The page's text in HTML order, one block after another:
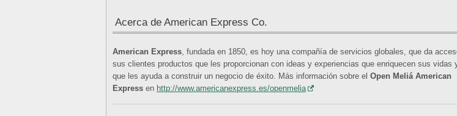
Acerca de American Express Co.
American Express, fundada en 1850, es hoy una compañía de servicios globales, que da
sus clientes productos que les proporcionan con ideas y experiencias que enriquecen sus vidas
que les ayuda a construir un negocio de éxito. Más información sobre el Open Meliá American
Express en http://www.americanexpress.es/openmelia